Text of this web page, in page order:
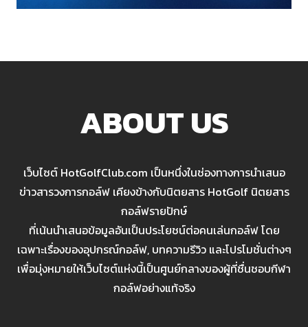
ABOUT US
เว็บไซต์ HotGolfClub.com เป็นหนึ่งในช่องทางการนำเสนอ
ข่าวสารวงการกอล์ฟ เคียงข้างกับนิตยสาร HotGolf นิตยสาร
กอล์ฟรายปักษ์
ที่เน้นนำเสนอข้อมูลอันเป็นประโยชน์ต่อคนเล่นกอล์ฟ โดย
เฉพาะเรื่องของอุปกรณ์กอล์ฟ, บทความรีวิว และโปรโมชั่นต่างๆ
เพื่อมุ่งหมายให้เว็บไซต์แห่งนี้เป็นศูนย์กลางของผู้ที่ชื่นชอบกีฬา
กอล์ฟอย่างแท้จริง